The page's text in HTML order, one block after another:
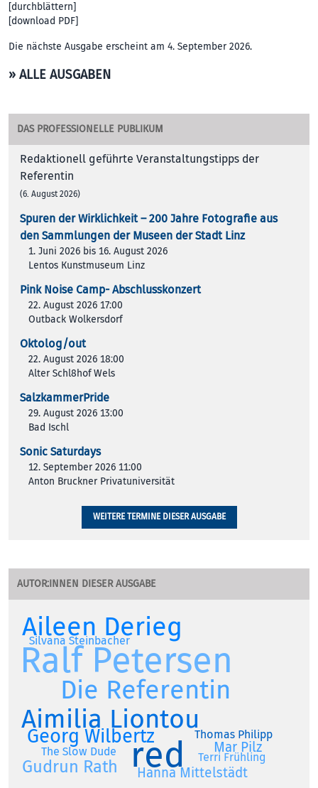
[durchblättern]
[download PDF]
Die nächste Ausgabe erscheint am 4. September 2026.
» ALLE AUSGABEN
DAS PROFESSIONELLE PUBLIKUM
Redaktionell geführte Veranstaltungstipps der
Referentin
(6. August 2026)
Spuren der Wirklichkeit – 200 Jah­re Foto­gra­fie aus
den Samm­lun­gen der Muse­en der Stadt Linz
1. Juni 2026 bis 16. August 2026
Lentos Kunstmuseum Linz
Pink Noise Camp- Abschlusskonzert
22. August 2026 17:00
Outback Wolkersdorf
Oktolog/out
22. August 2026 18:00
Alter Schl8hof Wels
SalzkammerPride
29. August 2026 13:00
Bad Ischl
Sonic Saturdays
12. September 2026 11:00
Anton Bruckner Privatuniversität
WEITERE TERMINE DIESER AUSGABE
AUTOR:INNEN DIESER AUSGABE
Ralf Petersen
red
Aileen Derieg
Aimilia Liontou
Die Referentin
Georg Wilbertz
Gudrun Rath Hanna Mittelstädt
Mar Pilz
Silvana Steinbacher
Terri Frühling
The Slow Dude
Thomas Philipp